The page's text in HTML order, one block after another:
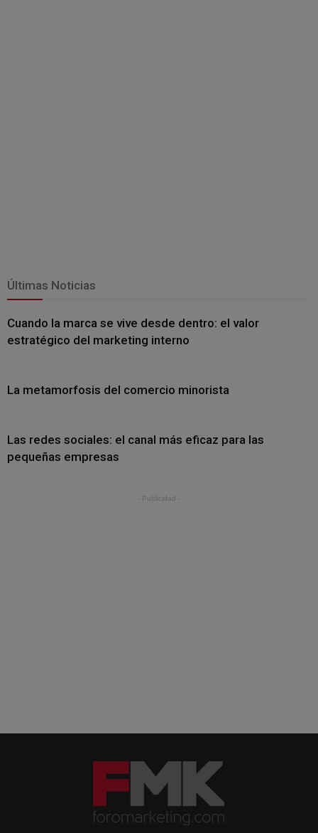
Últimas Noticias
Cuando la marca se vive desde dentro: el valor
estratégico del marketing interno
La metamorfosis del comercio minorista
Las redes sociales: el canal más eficaz para las
pequeñas empresas
- Publicidad -